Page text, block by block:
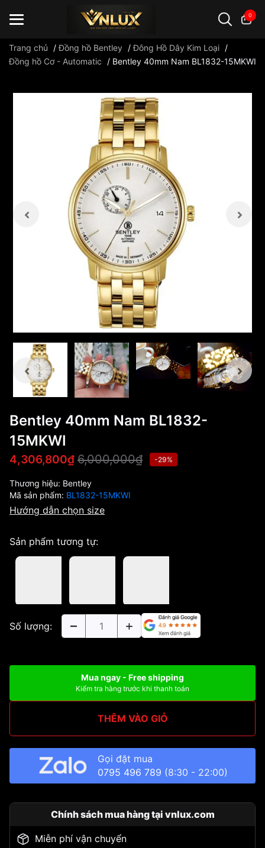
0
Trang chủ /Đồng hồ Bentley /Đông Hồ Dây Kim Loại /
Đồng hồ Cơ - Automatic
/ Bentley 40mm Nam BL1832-15MKWI
Bentley 40mm Nam BL1832-
15MKWI
4,306,800₫ 6,000,000₫ -29%
Thương hiệu: Bentley
Mã sản phẩm: BL1832-15MKWI
Hướng dẫn chọn size
Sản phẩm tương tự:
Số lượng:
Mua ngay - Free shipping
Kiểm tra hàng trước khi thanh toán
THÊM VÀO GIỎ
Gọi đặt mua
0795 496 789 (8:30 - 22:00)
Chính sách mua hàng tại vnlux.com
Miễn phí vận chuyển